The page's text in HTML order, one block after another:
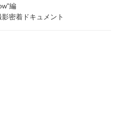
編
密着ドキュメント